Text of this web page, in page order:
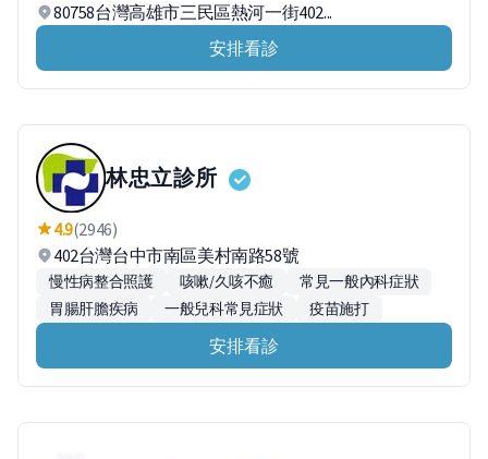
80758台灣高雄市三民區熱河一街402...
安排看診
林忠立診所
4.9(2946)
402台灣台中市南區美村南路58號
慢性病整合照護 咳嗽/久咳不癒
常見一般內科症狀
胃腸肝膽疾病
一般兒科常見症狀 疫苗施打
安排看診